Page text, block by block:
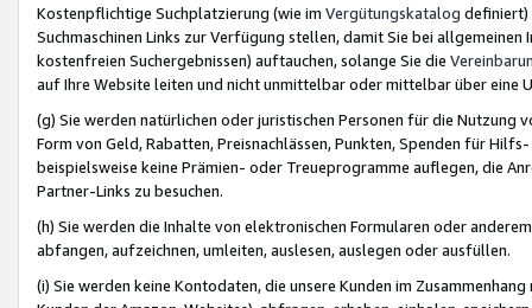
Kostenpflichtige Suchplatzierung (wie im Vergütungskatalog definiert)
Suchmaschinen Links zur Verfügung stellen, damit Sie bei
kostenfreien Suchergebnissen) auftauchen, solange Sie die
auf Ihre Website leiten und nicht unmittelbar oder mittelbar über eine
(g) Sie werden natürlichen oder juristischen Personen für die Nutzung
Form von Geld, Rabatten, Preisnachlässen, Punkten, Spenden für
beispielsweise keine Prämien- oder Treueprogramme auflegen, die
Partner-Links zu besuchen.
(h) Sie werden die Inhalte von elektronischen Formularen oder
abfangen, aufzeichnen, umleiten, auslesen, auslegen oder ausfüllen.
(i) Sie werden keine Kontodaten, die unsere Kunden im